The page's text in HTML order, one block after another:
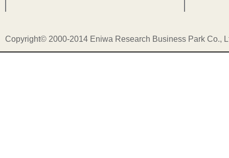
Copyright© 2000-2014 Eniwa Research Business Park Co.,